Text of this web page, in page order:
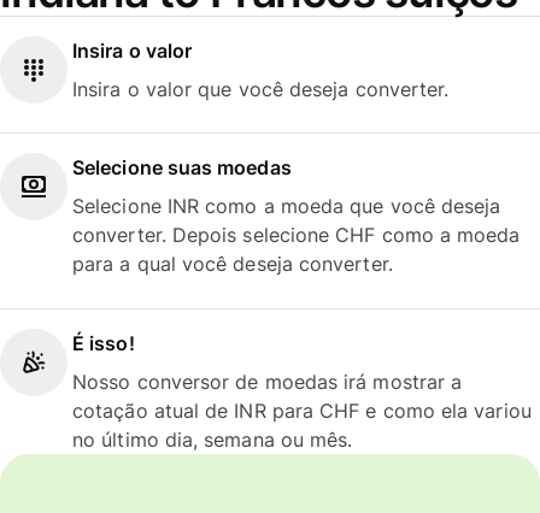
Insira o valor
Insira o valor que você deseja converter.
Selecione suas moedas
Selecione INR como a moeda que você deseja
converter. Depois selecione CHF como a moeda
para a qual você deseja converter.
É isso!
Nosso conversor de moedas irá mostrar a
cotação atual de INR para CHF e como ela variou
no último dia, semana ou mês.